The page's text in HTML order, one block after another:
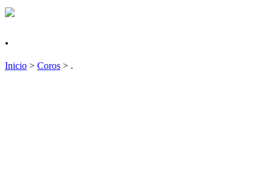
.
Inicio > Coros > .